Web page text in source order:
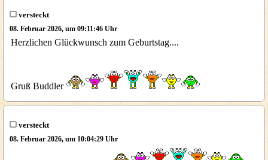
versteckt
08. Februar 2026, um 09:11:46 Uhr
Herzlichen Glückwunsch zum Geburtstag....
Gruß Buddler
versteckt
08. Februar 2026, um 10:04:29 Uhr